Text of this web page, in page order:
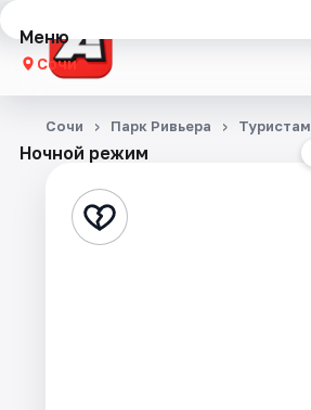
Меню
Сочи
Концерты
Стендап
Ночной режим
Сочи Парк Ривьера Туристам